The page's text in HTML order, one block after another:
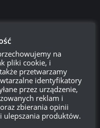
na
pliki cookie, i
przetwarzamy
identyfikatory
przez urządzenie,
reklam i
zbierania opinii
ulepszania produktów.